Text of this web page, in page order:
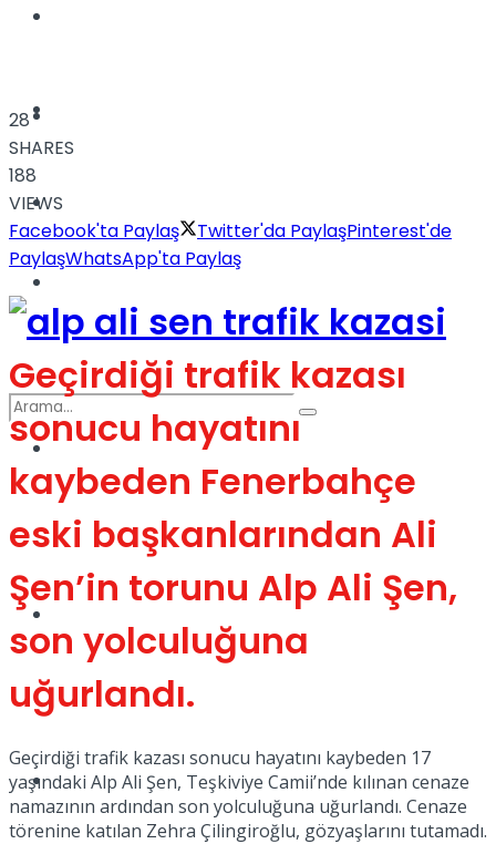
Sinema
Spor
Podcast
No Result
View All Result
28
SHARES
188
VIEWS
Facebook'ta Paylaş
Twitter'da PaylaşPinterest'de
PaylaşWhatsApp'ta Paylaş
Geçirdiği trafik kazası
sonucu hayatını
kaybeden Fenerbahçe
eski başkanlarından Ali
Şen’in torunu Alp Ali Şen,
son yolculuğuna
uğurlandı.
Geçirdiği trafik kazası sonucu hayatını kaybeden 17
yaşındaki Alp Ali Şen, Teşkiviye Camii’nde kılınan cenaze
namazının ardından son yolculuğuna uğurlandı. Cenaze
törenine katılan Zehra Çilingiroğlu, gözyaşlarını tutamadı.